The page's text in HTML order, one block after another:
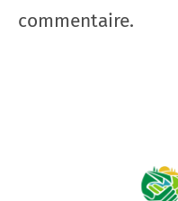
commentaire.